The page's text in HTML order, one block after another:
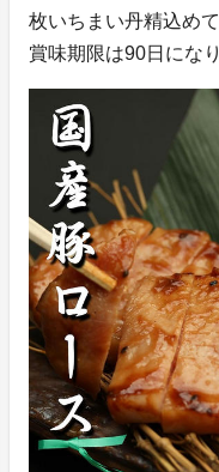
枚いちまい丹精込め
賞味期限は90日にな